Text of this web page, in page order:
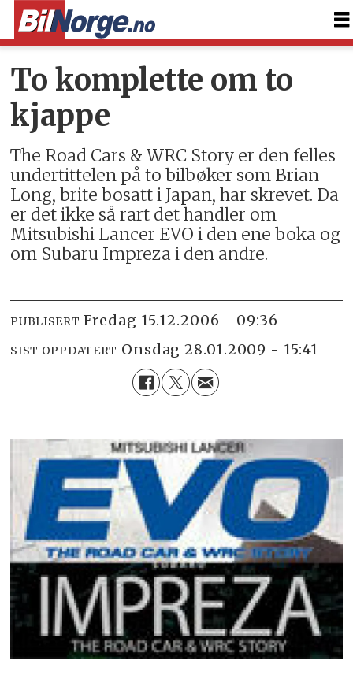
To komplette om to
kjappe
The Road Cars & WRC Story er den felles
undertittelen på to bilbøker som Brian
Long, brite bosatt i Japan, har skrevet. Da
er det ikke så rart det handler om
Mitsubishi Lancer EVO i den ene boka og
om Subaru Impreza i den andre.
PUBLISERT fredag 15.12.2006 - 09:36
SIST OPPDATERT onsdag 28.01.2009 - 15:41